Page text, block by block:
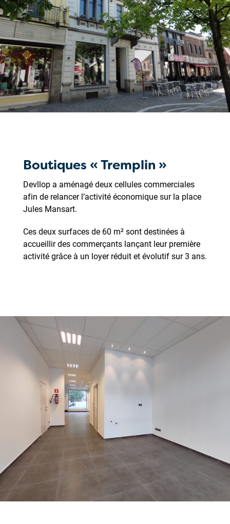
Boutiques « Tremplin »
Devllop a aménagé deux cellules commerciales
afin de relancer l’activité économique sur la place
Jules Mansart.
Ces deux surfaces de 60 m² sont destinées à
accueillir des commerçants lançant leur première
activité grâce à un loyer réduit et évolutif sur 3 ans.